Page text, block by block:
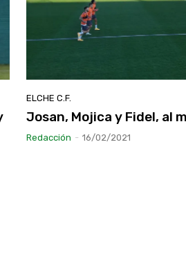
ELCHE C.F.
Josan, Mojica y Fidel, al
Redacción - 16/02/2021